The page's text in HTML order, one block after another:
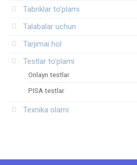
Tabriklar to'plami
Talabalar uchun
Tarjimai hol
Testlar to‘plami
Onlayn testlar
PISA testlar
Texnika olami